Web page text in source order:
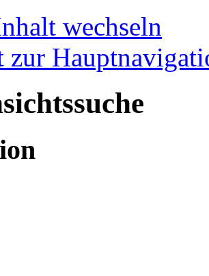
wechseln
zur